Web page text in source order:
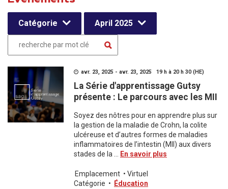
Catégorie April 2025
avr. 23, 2025 - avr. 23, 2025 19 h à 20 h 30 (HE)
La Série d'apprentissage Gutsy
présente : Le parcours avec les MII
Soyez des nôtres pour en apprendre plus sur
la gestion de la maladie de Crohn, la colite
ulcéreuse et d’autres formes de maladies
inflammatoires de l’intestin (MII) aux divers
stades de la ...
En savoir plus
Emplacement • Virtuel
Catégorie • Éducation